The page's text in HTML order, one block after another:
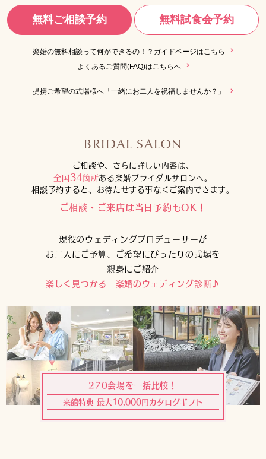
無料ご相談予約 無料試食会予約
楽婚の無料相談って何ができるの！？ガイドページはこちら
よくあるご質問(FAQ)はこちらへ
提携ご希望の式場様へ「一緒にお二人を祝福しませんか？」
BRIDAL SALON
ご相談や、さらに詳しい内容は、
全国34箇所ある楽婚ブライダルサロンへ。
相談予約すると、お待たせする事なくご案内できます。
ご相談・ご来店は当日予約もOK！
現役のウェディングプロデューサーが
お二人にご予算、ご希望にぴったりの式場を
親身にご紹介
楽しく見つかる 楽婚のウェディング診断♪
270会場を一括比較！
来館特典 最大10,000円カタログギフト